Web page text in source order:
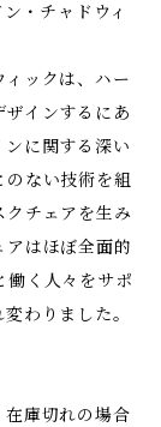
・チャドウィ
ックは、ハー
インするにあ
に関する深い
ない技術を組
クチェアを生み
はほぼ全面的
働く人々をサポ
わりました。
庫切れの場合